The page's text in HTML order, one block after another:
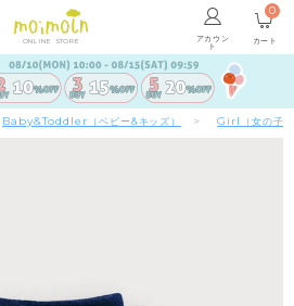
ONLINE STORE アカウン
ト カート
0
Baby&Toddler （ベビー&キッズ） Girl （女の子）